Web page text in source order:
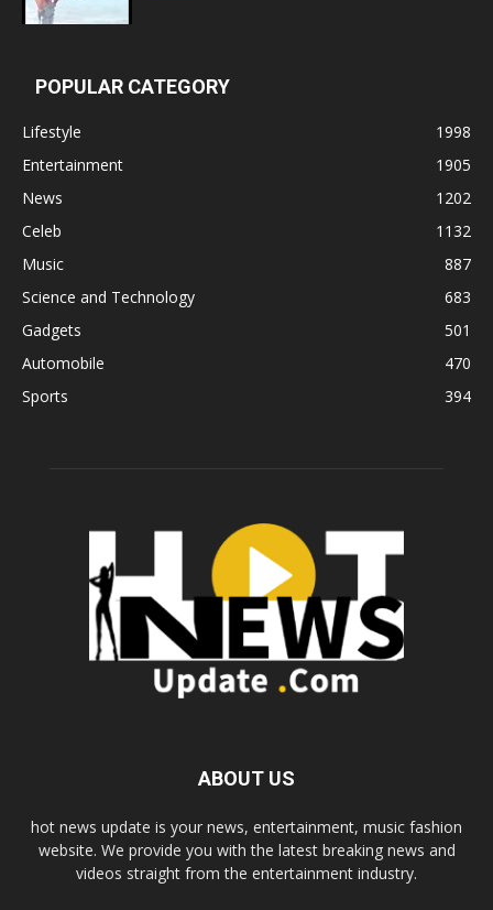
POPULAR CATEGORY
Lifestyle
1998
Entertainment
1905
News
1202
Celeb
1132
Music
887
Science and Technology
683
Gadgets
501
Automobile
470
Sports
394
ABOUT US
hot news update is your news, entertainment, music fashion
website. We provide you with the latest breaking news and
videos straight from the entertainment industry.